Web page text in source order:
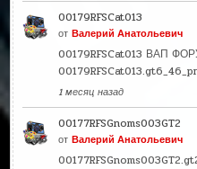
00179RFSCat013
отВалерий Анатольевич
00179RFSCat013 ВАП
1 месяц назад
00177RFSGnoms003GT2
отВалерий Анатольевич